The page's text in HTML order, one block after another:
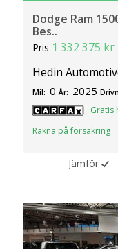
Dodge Ram
Bes..
Pris 1 332 375 kr
Hedin
Mil: 0 År: 2025
Gratis
Räkna på försäkring
Jämför